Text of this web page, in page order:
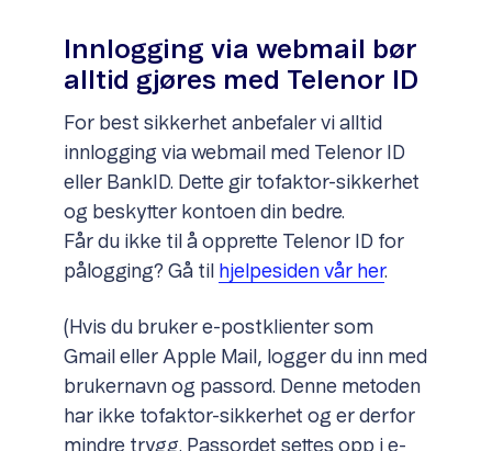
Innlogging via webmail bør
alltid gjøres med Telenor ID
For best sikkerhet anbefaler vi alltid
innlogging via webmail med Telenor ID
eller BankID. Dette gir tofaktor-sikkerhet
og beskytter kontoen din bedre.
Får du ikke til å opprette Telenor ID for
pålogging? Gå til
hjelpesiden vår her.
(Hvis du bruker e-postklienter som
Gmail eller Apple Mail, logger du inn med
brukernavn og passord. Denne metoden
har ikke tofaktor-sikkerhet og er derfor
mindre trygg. Passordet settes opp i e-